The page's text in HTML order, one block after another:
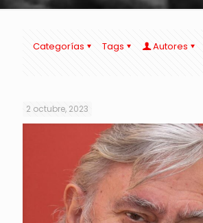
Categorías Tags
Autores
2 octubre, 2023